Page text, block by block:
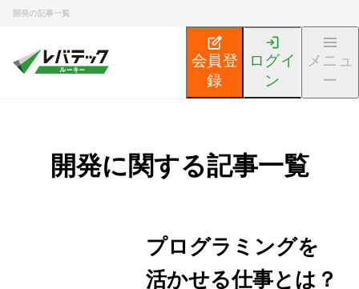
開発の記事一覧
会員登
録
ログイ
ン
メニュ
ー
開発に関する記事一覧
プログラミングを
活かせる仕事とは？